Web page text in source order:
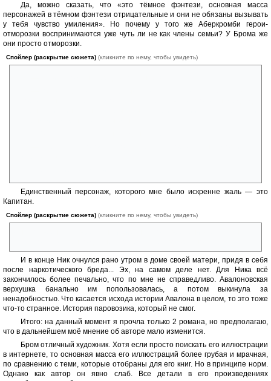
Да, можно сказать, что «это тёмное фэнтези, основная масса
персонажей в тёмном фэнтези отрицательные и они не обязаны вызывать
у тебя чувство умиления». Но почему у того же Аберкромби герои-
отморозки воспринимаются уже чуть ли не как члены семьи? У Брома же
они просто отморозки.
Спойлер (раскрытие сюжета) (кликните по нему, чтобы увидеть)
Единственный персонаж, которого мне было искренне жаль — это
Капитан.
Спойлер (раскрытие сюжета) (кликните по нему, чтобы увидеть)
И в конце Ник очнулся рано утром в доме своей матери, придя в себя
после наркотического бреда... Эх, на самом деле нет. Для Ника всё
закончилось более печально, что по мне не справедливо. Авалоновская
верхушка банально им попользовалась, а потом выкинула за
ненадобностью. Что касается исхода истории Авалона в целом, то это тоже
что-то странное. История паровозика, который не смог.
Итого: на данный момент я прочла только 2 романа, но предполагаю,
что в дальнейшем моё мнение об авторе мало изменится.
Бром отличный художник. Хотя если просто поискать его иллюстрации
в интернете, то основная масса его иллюстраций более грубая и мрачная,
по сравнению с теми, которые отобраны для его книг. Но в принципе норм.
Однако как автор он явно слаб. Все детали в его произведениях